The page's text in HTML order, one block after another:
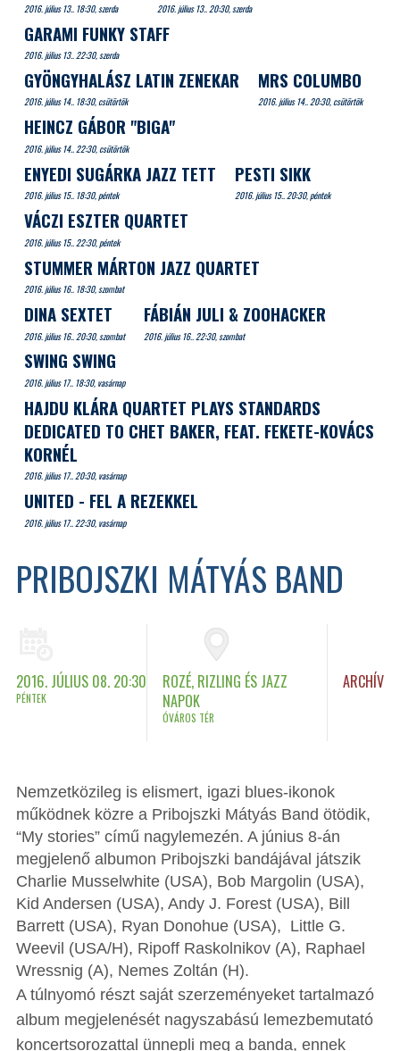
PRIBOJSZKI MÁTYÁS BAND
2016. JÚLIUS 08. 20:30
PÉNTEK
ROZÉ, RIZLING ÉS JAZZ
NAPOK
ÓVÁROS TÉR
ARCHÍV
Nemzetközileg is elismert, igazi blues-ikonok
működnek közre a Pribojszki Mátyás Band ötödik,
“My stories” című nagylemezén. A június 8-án
megjelenő albumon Pribojszki bandájával játszik
Charlie Musselwhite (USA), Bob Margolin (USA),
Kid Andersen (USA), Andy J. Forest (USA), Bill
Barrett (USA), Ryan Donohue (USA), Little G.
Weevil (USA/H), Ripoff Raskolnikov (A), Raphael
Wressnig (A), Nemes Zoltán (H).
A túlnyomó részt saját szerzeményeket tartalmazó
album megjelenését nagyszabású lemezbemutató
koncertsorozattal ünnepli meg a banda, ennek
2016. július 13.. 18:30, szerda 2016. július 13.. 20:30, szerda
GARAMI FUNKY STAFF
2016. július 13.. 22:30, szerda
GYÖNGYHALÁSZ LATIN ZENEKAR
2016. július 14.. 18:30, csütörtök
MRS COLUMBO
2016. július 14.. 20:30, csütörtök
HEINCZ GÁBOR "BIGA"
2016. július 14.. 22:30, csütörtök
ENYEDI SUGÁRKA JAZZ TETT
2016. július 15.. 18:30, péntek
PESTI SIKK
2016. július 15.. 20:30, péntek
VÁCZI ESZTER QUARTET
2016. július 15.. 22:30, péntek
STUMMER MÁRTON JAZZ QUARTET
2016. július 16.. 18:30, szombat
DINA SEXTET
2016. július 16.. 20:30, szombat
FÁBIÁN JULI & ZOOHACKER
2016. július 16.. 22:30, szombat
SWING SWING
2016. július 17.. 18:30, vasárnap
HAJDU KLÁRA QUARTET PLAYS STANDARDS
DEDICATED TO CHET BAKER, FEAT. FEKETE-KOVÁCS
KORNÉL
2016. július 17.. 20:30, vasárnap
UNITED - FEL A REZEKKEL
2016. július 17.. 22:30, vasárnap